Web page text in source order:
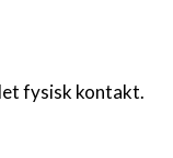
fysisk kontakt.